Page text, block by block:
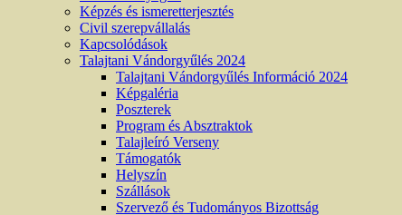
Képzés és ismeretterjesztés
Civil szerepvállalás
Kapcsolódások
Talajtani Vándorgyűlés 2024
Talajtani Vándorgyűlés Információ 2024
Képgaléria
Poszterek
Program és Absztraktok
Talajleíró Verseny
Támogatók
Helyszín
Szállások
Szervező és Tudományos Bizottság